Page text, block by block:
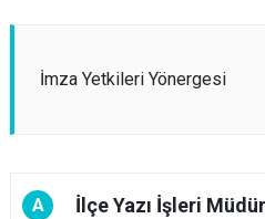
İmza Yetkileri Yönergesi
A İlçe Yazı İşleri